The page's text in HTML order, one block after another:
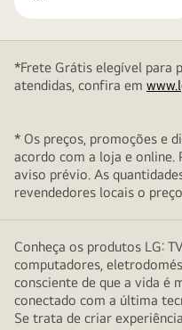
*Frete Grátis elegível para
atendidas, confira em
* Os preços, promoções e
acordo com a loja e online.
aviso prévio. As
revendedores locais o
Conheça os produtos LG:
computadores,
consciente de que a vida é
conectado com a última
Se trata de criar